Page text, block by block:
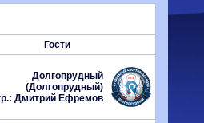
Гости
Долгопрудный
(Долгопрудный)
Дмитрий Ефремов